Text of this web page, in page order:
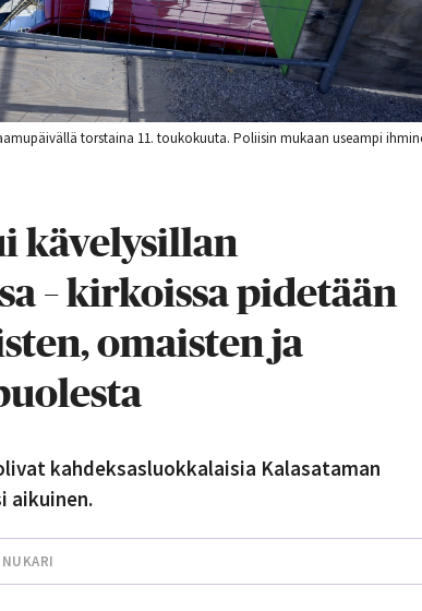
torstaina 11. toukokuuta. Poliisin mukaan useampi
kävelysillan
– kirkoissa pidetään
omaisten ja
kahdeksasluokkalaisia Kalasataman
aikuinen.